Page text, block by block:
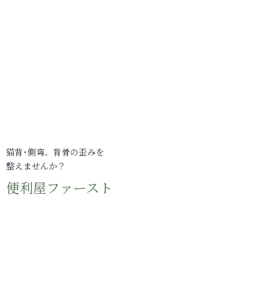
猫背･側弯、背骨の歪みを
整えませんか？
便利屋ファースト